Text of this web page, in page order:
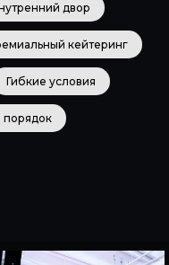
двор
кейтеринг
Гибкие условия
порядок